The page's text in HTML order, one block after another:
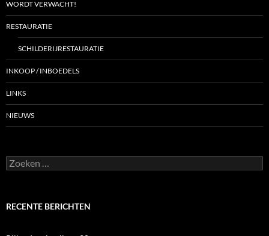
WORDT VERWACHT!
RESTAURATIE
SCHILDERIJRESTAURATIE
INKOOP / INBOEDELS
LINKS
NIEUWS
Zoeken
naar:
RECENTE BERICHTEN